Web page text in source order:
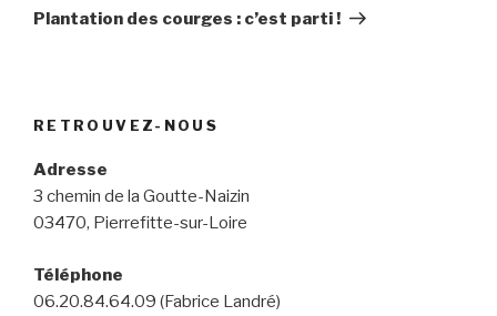
suivant
Plantation des courges : c’est parti !
RETROUVEZ-NOUS
Adresse
3 chemin de la Goutte-Naizin
03470, Pierrefitte-sur-Loire
Téléphone
06.20.84.64.09 (Fabrice Landré)